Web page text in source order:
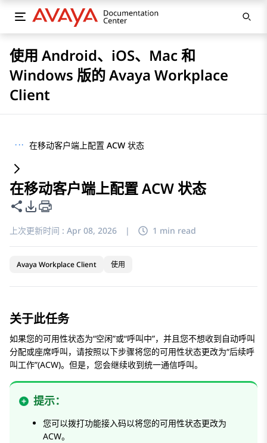
使用 Android、iOS、Mac 和
Windows 版的 Avaya Workplace
Client
··· 在移动客户端上配置 ACW 状态
在移动客户端上配置 ACW 状态
共享此页面
PDF 导出选项
上次更新时间 : Apr 08, 2026 | 1 min read
Avaya Workplace Client 使用
关于此任务
如果您的可用性状态为“空闲”或“呼叫中”，并且您不想收到自动呼叫
分配或座席呼叫，请按照以下步骤将您的可用性状态更改为“后续呼
叫工作”(ACW)。但是，您会继续收到统一通信呼叫。
提示：
您可以拨打功能接入码以将您的可用性状态更改为
ACW。